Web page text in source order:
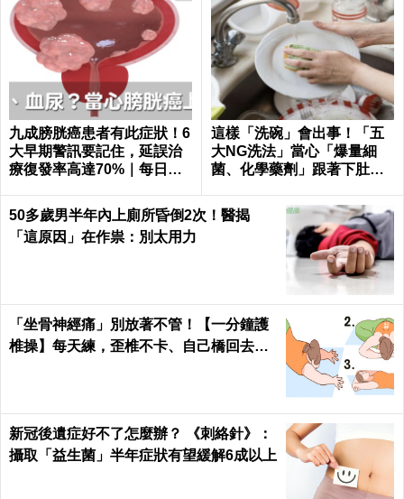
九成膀胱癌患者有此症狀！6
大早期警訊要記住，延誤治
療復發率高達70%｜每日健
這樣「洗碗」會出事！「五
大NG洗法」當心「爆量細
菌、化學藥劑」跟著下肚｜
50多歲男半年內上廁所昏倒2次！醫揭
「這原因」在作祟：別太用力
「坐骨神經痛」別放著不管！【一分鐘護
椎操】每天練，歪椎不卡、自己橋回去！
新冠後遺症好不了怎麼辦？ 《刺絡針》：
攝取「益生菌」半年症狀有望緩解6成以上